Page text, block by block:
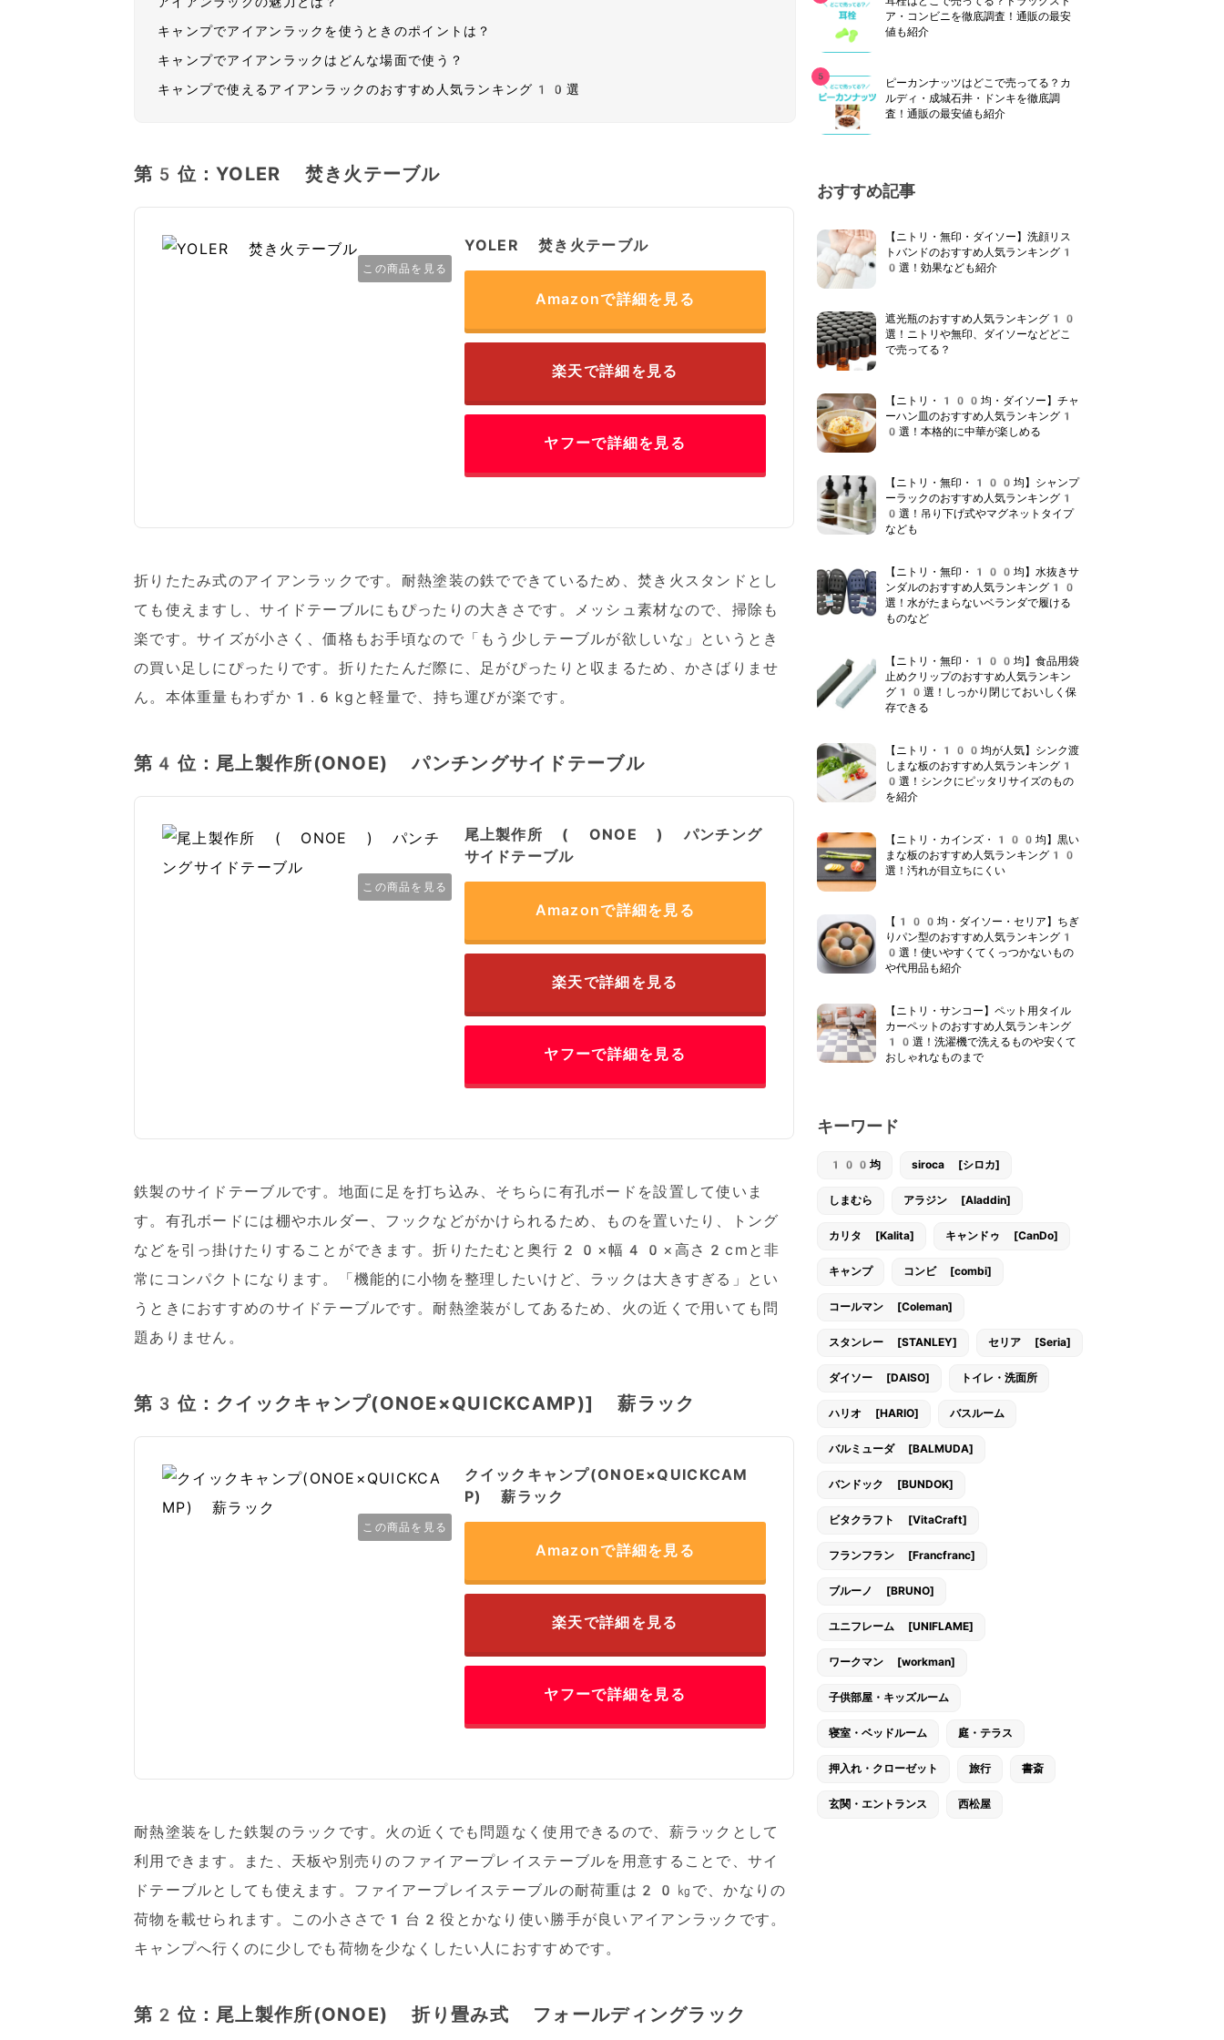
キャンプでアイアンラックを使うときのポイントは？
キャンプでアイアンラックはどんな場面で使う？
キャンプで使えるアイアンラックのおすすめ人気ランキング10選
第5位：YOLER 焚き火テーブル
この商品を見る
YOLER 焚き火テーブル
Amazonで詳細を見る
楽天で詳細を見る
ヤフーで詳細を見る
折りたたみ式のアイアンラックです。耐熱塗装の鉄でできているため、焚き火スタンドとし
ても使えますし、サイドテーブルにもぴったりの大きさです。メッシュ素材なので、掃除も
楽です。サイズが小さく、価格もお手頃なので「もう少しテーブルが欲しいな」というとき
の買い足しにぴったりです。折りたたんだ際に、足がぴったりと収まるため、かさばりませ
ん。本体重量もわずか1.6kgと軽量で、持ち運びが楽です。
第4位：尾上製作所(ONOE) パンチングサイドテーブル
この商品を見る
尾上製作所 ( ONOE ) パンチング
サイドテーブル
Amazonで詳細を見る
楽天で詳細を見る
ヤフーで詳細を見る
鉄製のサイドテーブルです。地面に足を打ち込み、そちらに有孔ボードを設置して使いま
す。有孔ボードには棚やホルダー、フックなどがかけられるため、ものを置いたり、トング
などを引っ掛けたりすることができます。折りたたむと奥行20×幅40×高さ2cmと非
常にコンパクトになります。「機能的に小物を整理したいけど、ラックは大きすぎる」とい
うときにおすすめのサイドテーブルです。耐熱塗装がしてあるため、火の近くで用いても問
題ありません。
第3位：クイックキャンプ(ONOE×QUICKCAMP)] 薪ラック
この商品を見る
クイックキャンプ(ONOE×QUICKCAM
P) 薪ラック
Amazonで詳細を見る
楽天で詳細を見る
ヤフーで詳細を見る
耐熱塗装をした鉄製のラックです。火の近くでも問題なく使用できるので、薪ラックとして
利用できます。また、天板や別売りのファイアープレイステーブルを用意することで、サイ
ドテーブルとしても使えます。ファイアープレイステーブルの耐荷重は20㎏で、かなりの
荷物を載せられます。この小ささで1台2役とかなり使い勝手が良いアイアンラックです。
キャンプへ行くのに少しでも荷物を少なくしたい人におすすめです。
第2位：尾上製作所(ONOE) 折り畳み式 フォールディングラック
ア・コンビニを徹底調査！通販の最安
値も紹介
ピーカンナッツはどこで売ってる？カ
ルディ・成城石井・ドンキを徹底調
査！通販の最安値も紹介
おすすめ記事
【ニトリ・無印・ダイソー】洗顔リス
トバンドのおすすめ人気ランキング1
0選！効果なども紹介
遮光瓶のおすすめ人気ランキング10
選！ニトリや無印、ダイソーなどどこ
で売ってる？
【ニトリ・100均・ダイソー】チャ
ーハン皿のおすすめ人気ランキング1
0選！本格的に中華が楽しめる
【ニトリ・無印・100均】シャンプ
ーラックのおすすめ人気ランキング1
0選！吊り下げ式やマグネットタイプ
なども
【ニトリ・無印・100均】水抜きサ
ンダルのおすすめ人気ランキング10
選！水がたまらないベランダで履ける
ものなど
【ニトリ・無印・100均】食品用袋
止めクリップのおすすめ人気ランキン
グ10選！しっかり閉じておいしく保
存できる
【ニトリ・100均が人気】シンク渡
しまな板のおすすめ人気ランキング1
0選！シンクにピッタリサイズのもの
を紹介
【ニトリ・カインズ・100均】黒い
まな板のおすすめ人気ランキング10
選！汚れが目立ちにくい
【100均・ダイソー・セリア】ちぎ
りパン型のおすすめ人気ランキング1
0選！使いやすくてくっつかないもの
や代用品も紹介
【ニトリ・サンコー】ペット用タイル
カーペットのおすすめ人気ランキング
10選！洗濯機で洗えるものや安くて
おしゃれなものまで
キーワード
100均 siroca [シロカ]
しまむら アラジン [Aladdin]
カリタ [Kalita] キャンドゥ [CanDo]
キャンプ コンビ [combi]
コールマン [Coleman]
スタンレー [STANLEY] セリア [Seria]
ダイソー [DAISO] トイレ・洗面所
ハリオ [HARIO] バスルーム
バルミューダ [BALMUDA]
バンドック [BUNDOK]
ビタクラフト [VitaCraft]
フランフラン [Francfranc]
ブルーノ [BRUNO]
ユニフレーム [UNIFLAME]
ワークマン [workman]
子供部屋・キッズルーム
寝室・ベッドルーム 庭・テラス
押入れ・クローゼット 旅行 書斎
玄関・エントランス 西松屋